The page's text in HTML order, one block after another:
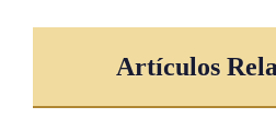
Los actuales importadores,
Artículos